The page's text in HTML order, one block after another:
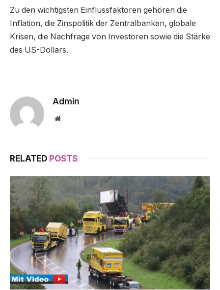
Zu den wichtigsten Einflussfaktoren gehören die
Inflation, die Zinspolitik der Zentralbanken, globale
Krisen, die Nachfrage von Investoren sowie die Stärke
des US-Dollars.
Admin
Website
RELATED POSTS